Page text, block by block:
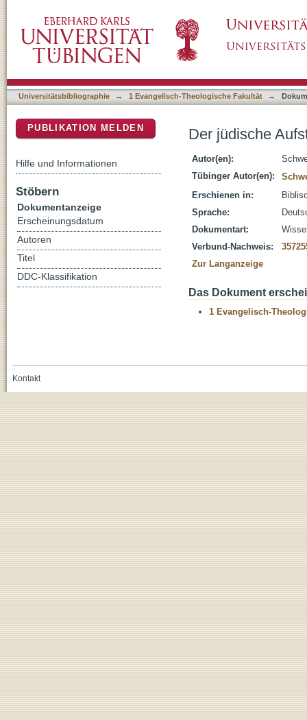
Universitätsbibliographie → 1 Evangelisch-Theologische Fakultät →
Der jüdische
Autor(en):
Tübinger Autor(en):
Erschienen in:
Sprache:
Dokumentart:
Verbund-Nachweis:
Zur Langanzeige
Das Dokument
1 Evangelisch-
PUBLIKATION MELDEN
Hilfe und Informationen
Stöbern
Dokumentanzeige
Erscheinungsdatum
Autoren
Titel
DDC-Klassifikation
Kontakt